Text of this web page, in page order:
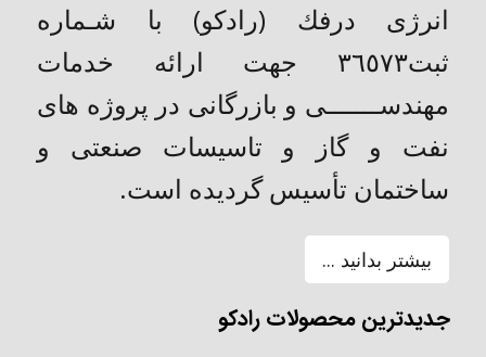
انرژی درفك (رادکو) با شـماره
ثبت٣٦٥٧٣ جهت ارائه خدمات
مهندســـــــی و بازرگانی در پروژه های
نفت و گاز و تاسیسات صنعتی و
ساختمان تأسیس گردیده است.
بیشتر بدانید ...
جدیدترین محصولات رادکو